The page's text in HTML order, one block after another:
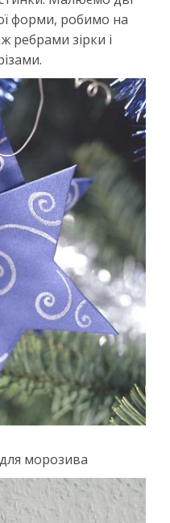
форми, робимо на
ребрами зірки і
морозива